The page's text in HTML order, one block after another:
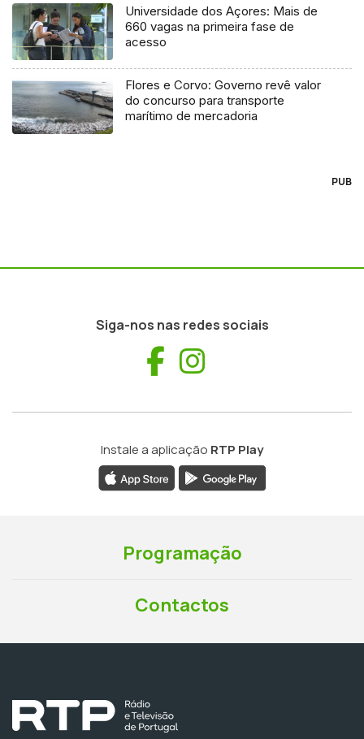
Universidade dos Açores: Mais de
660 vagas na primeira fase de
acesso
Flores e Corvo: Governo revê valor
do concurso para transporte
marítimo de mercadoria
PUB
Siga-nos nas redes sociais
Facebook
Instale a aplicação RTP Play
Programação
Contactos